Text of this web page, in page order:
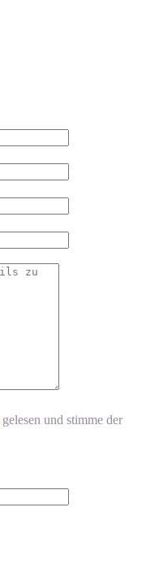
gelesen und stimme der